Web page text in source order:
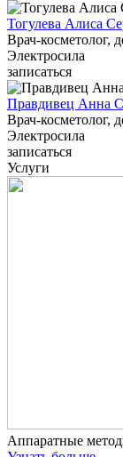
Тогулева Алиса
Врач-косметолог,
Электросила
записаться
Правдивец Анна
Врач-косметолог,
Электросила
записаться
Услуги
Аппаратные